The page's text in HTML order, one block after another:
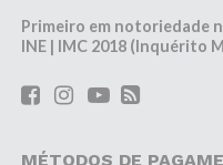
Primeiro em notoriedade
INE | IMC 2018
MÉTODOS DE